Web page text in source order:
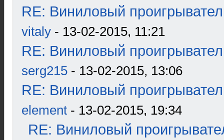
RE: Виниловый
vitaly - 13-02-2015, 11:21
RE: Виниловый
serg215 - 13-02-2015, 13:06
RE: Виниловый
element - 13-02-2015, 19:34
RE: Виниловый